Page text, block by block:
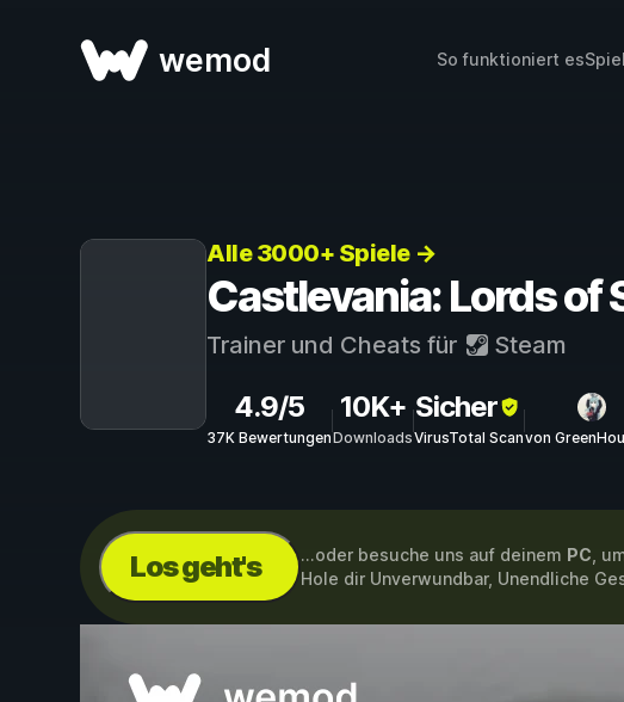
wemod So funktioniert es
Alle 3000+ Spiele →
Castlevania: Lords of
Trainer und Cheats für Steam
4.9/5
37K Bewertungen
10K+
Downloads
Sicher
VirusTotal Scanvon
Los geht's ...oder besuche uns auf deinem PC ,
Hole dir Unverwundbar, Unendliche